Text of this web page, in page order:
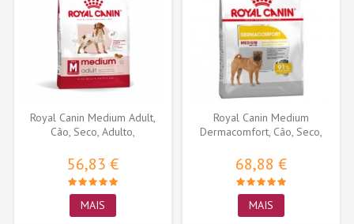
Royal Canin Medium Adult,
Cão, Seco, Adulto,
56,83 €
MAIS
Royal Canin Medium
Dermacomfort, Cão, Seco,
68,88 €
MAIS